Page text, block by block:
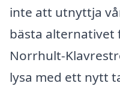
inte att utnyttja
bästa
Norrhult-
lysa med ett nytt